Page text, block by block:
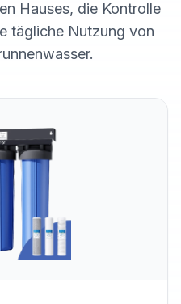
Hauses, die Kontrolle
tägliche Nutzung von